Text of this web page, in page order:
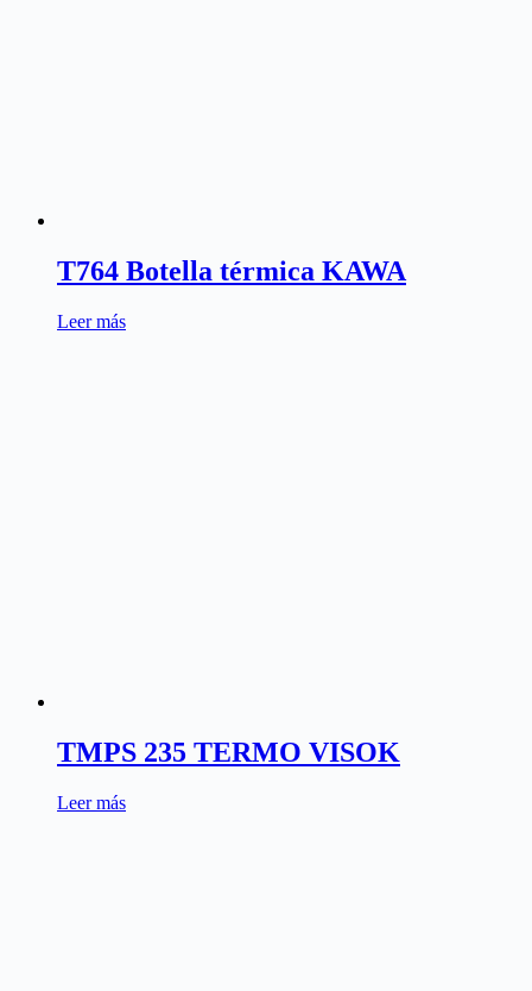
T764 Botella térmica KAWA
Leer más
TMPS 235 TERMO VISOK
Leer más